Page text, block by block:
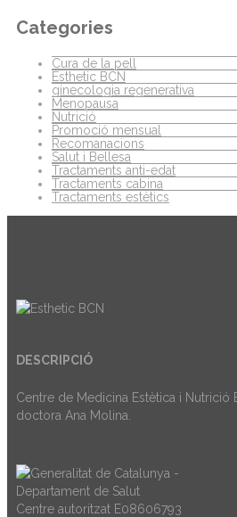
Categories
Cura de la pell
Esthetic BCN
ginecologia regenerativa
Menopausa
Nutrició
Promoció mensual
Recomanacions
Salut i Bellesa
Tractaments anti-edat
Tractaments cabina
Tractaments estètics
DESCRIPCIÓ
Centre de Medicina Estètica i Nutrició
doctora Ana Molina.
Centre autoritzat E08606793